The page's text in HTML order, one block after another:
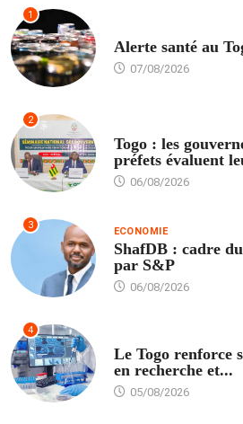
1
Alerte santé au
07/08/2026
2
Togo : les
préfets évaluent
06/08/2026
3 ECONOMIE
ShafDB : cadre
par S&P
06/08/2026
4
Le Togo renforce
en recherche et...
05/08/2026